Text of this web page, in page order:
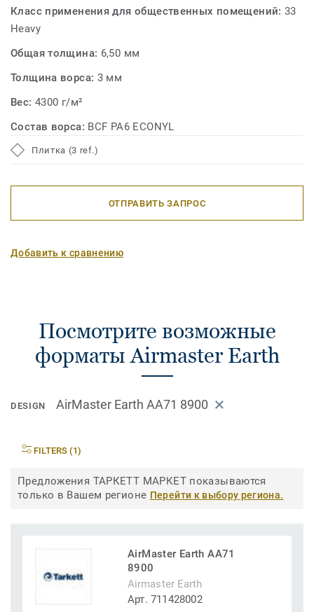
Класс применения для общественных помещений:33
Heavy
Общая толщина: 6,50 мм
Толщина ворса: 3 мм
Вес: 4300 г/м²
Состав ворса: BCF PA6 ECONYL
Плитка (3 ref.)
ОТПРАВИТЬ ЗАПРОС
Добавить к сравнению
Посмотрите возможные
форматы Airmaster Earth
DESIGN AirMaster Earth AA71 8900
FILTERS (1)
Предложения ТАРКЕТТ МАРКЕТ показываются
только в Вашем регионе Перейти к выбору региона.
AirMaster Earth AA71
8900
Airmaster Earth
Арт. 711428002